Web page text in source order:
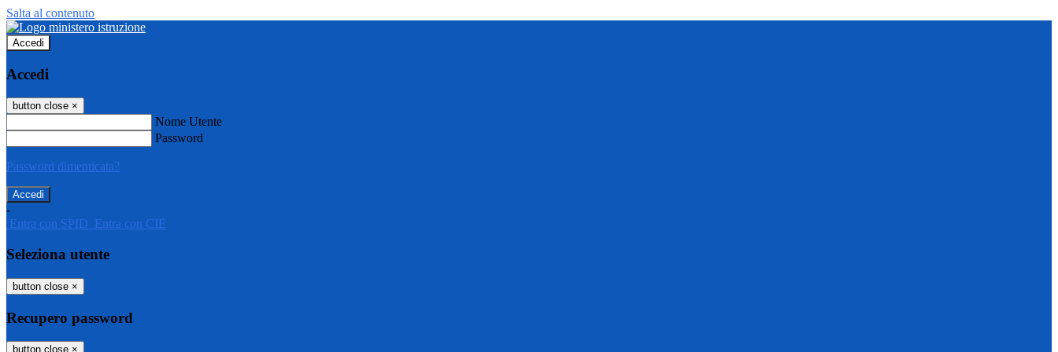
Salta al contenuto
Accedi
Accedi
button close ×
Nome Utente
Password
Password dimenticata?
-
Entra con SPID Entra con CIE
Seleziona utente
button close ×
Recupero password
button close ×